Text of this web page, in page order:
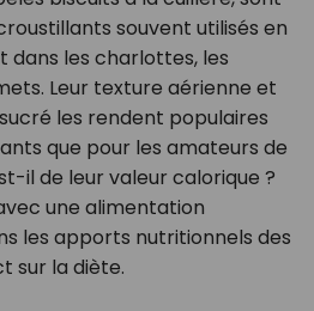
souvent utilisés en
dans les charlottes, les
Leur texture aérienne et
les rendent populaires
que pour les amateurs de
il de leur valeur calorique ?
une alimentation
les apports nutritionnels des
sur la diète.